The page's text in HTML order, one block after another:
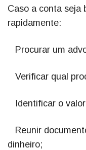
Caso a conta seja
rapidamente:
Procurar um
Verificar qual
Identificar o
Reunir
dinheiro;